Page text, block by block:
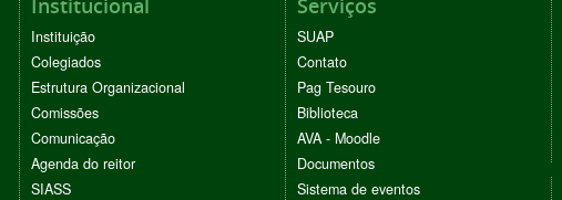
Instituição
Colegiados
Estrutura Organizacional
Comissões
Comunicação
Agenda do reitor
SIASS
SUAP
Contato
Pag Tesouro
Biblioteca
AVA - Moodle
Documentos
Sistema de eventos